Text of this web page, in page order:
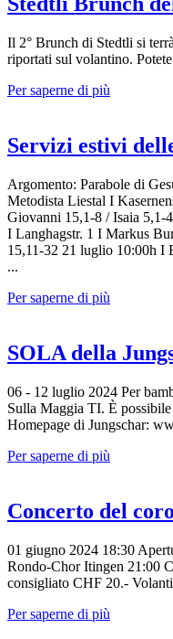
Il 2° Brunch di Stedtli si
riportati sul volantino.
Per saperne di più
Servizi estivi
Argomento: Parabole di
Metodista Liestal I
Giovanni 15,1-8 / Isaia
I Langhagstr. 1 I Markus
15,11-32 21 luglio 10:00h I
...
Per saperne di più
SOLA della
06 - 12 luglio 2024 Per
Sulla Maggia TI. È
Homepage di Jungschar:
Per saperne di più
Concerto del
01 giugno 2024 18:30
Rondo-Chor Itingen 21:00
consigliato CHF 20.-
Per saperne di più